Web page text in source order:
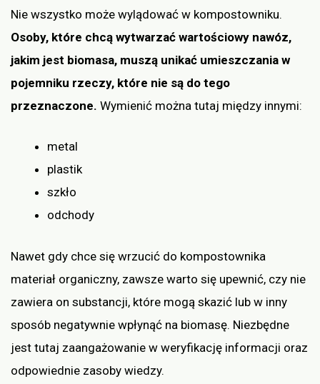
Nie wszystko może wylądować w kompostowniku.
Osoby, które chcą wytwarzać wartościowy nawóz,
jakim jest biomasa, muszą unikać umieszczania w
pojemniku rzeczy, które nie są do tego
przeznaczone. Wymienić można tutaj między innymi:
metal
plastik
szkło
odchody
Nawet gdy chce się wrzucić do kompostownika
materiał organiczny, zawsze warto się upewnić, czy nie
zawiera on substancji, które mogą skazić lub w inny
sposób negatywnie wpłynąć na biomasę. Niezbędne
jest tutaj zaangażowanie w weryfikację informacji oraz
odpowiednie zasoby wiedzy.